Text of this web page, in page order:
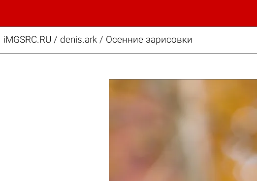
iMGSRC.RU / denis.ark/ Осенние зарисовки